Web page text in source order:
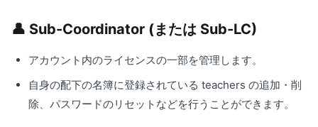
👤 Sub-Coordinator (または Sub-LC)
アカウント内のライセンスの一部を管理します。
自身の配下の名簿に登録されている teachers の追加・削
除、パスワードのリセットなどを行うことができます。